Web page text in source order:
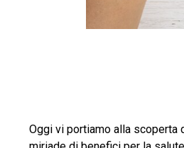
Oggi vi portiamo alla scoperta